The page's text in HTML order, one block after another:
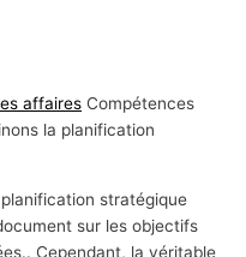
affaires Compétences
la planification
stratégique
sur les objectifs
Cependant, la véritable